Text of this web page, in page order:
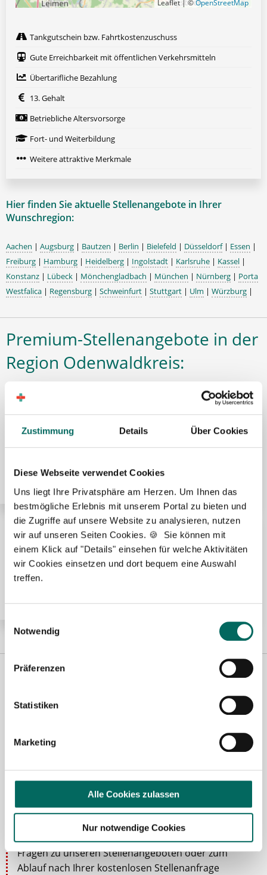
Zustimmung Details Über Cookies
Diese Webseite verwendet Cookies
Uns liegt Ihre Privatsphäre am Herzen. Um Ihnen das
bestmögliche Erlebnis mit unserem Portal zu bieten und
die Zugriffe auf unsere Website zu analysieren, nutzen
wir auf unseren Seiten Cookies. 🍪 Sie können mit
einem Klick auf "Details" einsehen für welche Aktivitäten
wir Cookies einsetzen und dort bequem eine Auswahl
treffen.
Notwendig
Präferenzen
Statistiken
Marketing
Alle Cookies zulassen
Nur notwendige Cookies
Leaflet | ©OpenStreetMap
Tankgutschein bzw. Fahrtkostenzuschuss
Gute Erreichbarkeit mit öffentlichen Verkehrsmitteln
Übertarifliche Bezahlung
13. Gehalt
Betriebliche Altersvorsorge
Fort- und Weiterbildung
Weitere attraktive Merkmale
Hier finden Sie aktuelle Stellenangebote in Ihrer
Wunschregion:
Aachen | Augsburg | Bautzen | Berlin | Bielefeld | Düsseldorf| Essen |
Freiburg | Hamburg | Heidelberg | Ingolstadt | Karlsruhe | Kassel |
Konstanz | Lübeck | Mönchengladbach | München | Nürnberg | Porta
Westfalica | Regensburg | Schweinfurt | Stuttgart | Ulm | Würzburg |
Premium-Stellenangebote in der
Region Odenwaldkreis:
Pharmazeutisch-technischer Assistent (PTA) (m/w/d)
🌟 PREMIUM-STELLENANGEBOT 🌟
Pharmazeutisch-technischer Assistent (PTA) (m/w/d)
in Voll- oder Teilzeit ab sofort im Odenwaldkreis
Robert Braun
Ich unterstütze Sie gerne bei der Suche nach einer
Stelle als Apotheker (m|w|d), PTA oder PKA. Bei
Fragen zu unseren Stellenangeboten oder zum
Ablauf nach Ihrer kostenlosen Stellenanfrage